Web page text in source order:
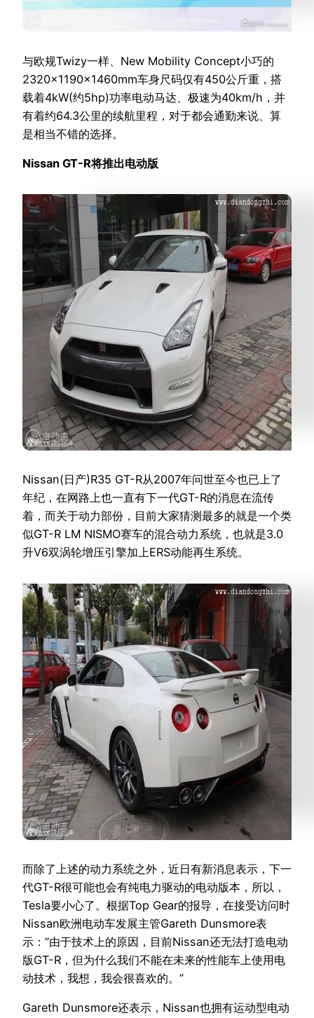
与欧规Twizy一样、New Mobility Concept小巧的
2320×1190×1460mm车身尺码仅有450公斤重，搭
载着4kW(约5hp)功率电动马达、极速为40km/h，并
有着约64.3公里的续航里程，对于都会通勤来说、算
是相当不错的选择。
Nissan GT-R将推出电动版
Nissan(日产)R35 GT-R从2007年问世至今也已上了
年纪，在网路上也一直有下一代GT-R的消息在流传
着，而关于动力部份，目前大家猜测最多的就是一个类
似GT-R LM NISMO赛车的混合动力系统，也就是3.0
升V6双涡轮增压引擎加上ERS动能再生系统。
而除了上述的动力系统之外，近日有新消息表示，下一
代GT-R很可能也会有纯电力驱动的电动版本，所以，
Tesla要小心了。根据Top Gear的报导，在接受访问时
Nissan欧洲电动车发展主管Gareth Dunsmore表
示：“由于技术上的原因，目前Nissan还无法打造电动
版GT-R，但为什么我们不能在未来的性能车上使用电
动技术，我想，我会很喜欢的。”
Gareth Dunsmore还表示，Nissan也拥有运动型电动